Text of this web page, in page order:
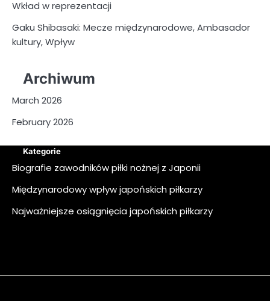
Wkład w reprezentacji
Gaku Shibasaki: Mecze międzynarodowe, Ambasador
kultury, Wpływ
Archiwum
March 2026
February 2026
Kategorie
Biografie zawodników piłki nożnej z Japonii
Międzynarodowy wpływ japońskich piłkarzy
Najważniejsze osiągnięcia japońskich piłkarzy